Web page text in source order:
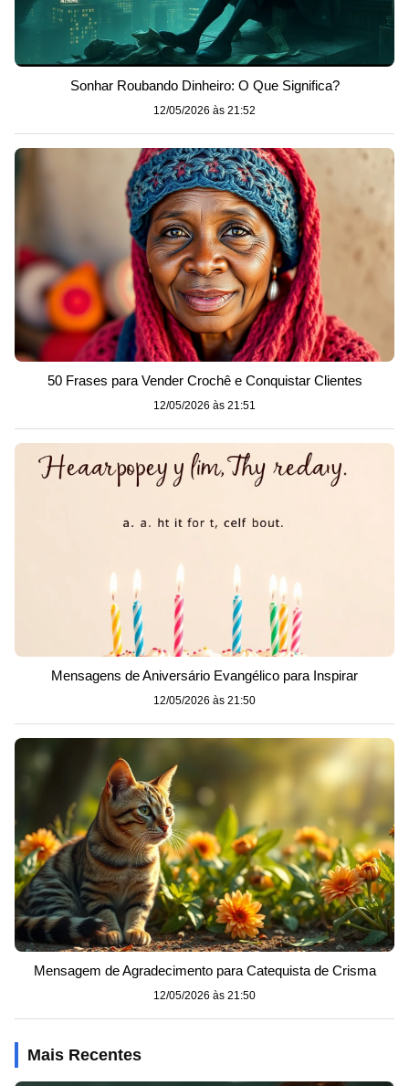
Sonhar Roubando Dinheiro: O Que Significa?
12/05/2026 às 21:52
50 Frases para Vender Crochê e Conquistar Clientes
12/05/2026 às 21:51
Mensagens de Aniversário Evangélico para Inspirar
12/05/2026 às 21:50
Mensagem de Agradecimento para Catequista de Crisma
12/05/2026 às 21:50
Mais Recentes